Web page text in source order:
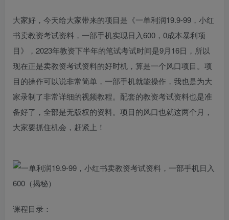
大家好，今天给大家带来的项目是《一单利润19.9-99，小红
书卖教资考试资料，一部手机实现日入600，0成本暴利项
目》，2023年教资下半年的笔试考试时间是9月16日，所以
现在正是卖教资考试资料的好时机，算是一个风口项目。项
目的操作可以说非常简单，一部手机就能操作，我也是为大
家录制了非常详细的视频教程。配套的教资考试资料也是准
备好了，全部是无版权的资料。项目的风口也就这两个月，
大家要抓住机会，赶紧上！
课程目录：